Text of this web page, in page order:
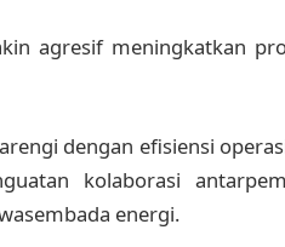
agresif meningkatkan
dengan efisiensi
kolaborasi
energi.